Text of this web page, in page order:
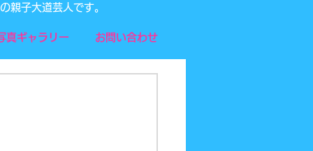
親子大道芸人です。
真ギャラリー お問い合わせ